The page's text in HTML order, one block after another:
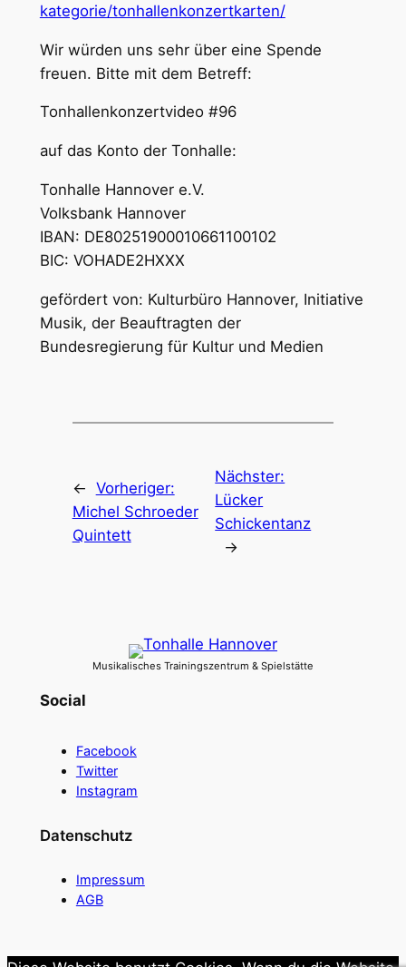
kategorie/tonhallenkonzertkarten/
Wir würden uns sehr über eine Spende
freuen. Bitte mit dem Betreff:
Tonhallenkonzertvideo #96
auf das Konto der Tonhalle:
Tonhalle Hannover e.V.
Volksbank Hannover
IBAN: DE80251900010661100102
BIC: VOHADE2HXXX
gefördert von: Kulturbüro Hannover, Initiative
Musik, der Beauftragten der
Bundesregierung für Kultur und Medien
← Vorheriger:
Michel Schroeder
Quintett
Nächster:
Lücker
Schickentanz
→
Musikalisches Trainingszentrum & Spielstätte
Social
Facebook
Twitter
Instagram
Datenschutz
Impressum
AGB